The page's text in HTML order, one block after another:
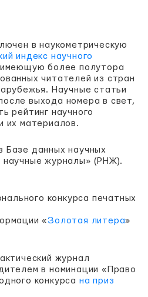
в наукометрическую
индекс научного
более полутора
читателей из стран
Научные статьи
выхода номера в свет,
рейтинг научного
их материалов.
данных научных
научные журналы» (РНЖ).
конкурса печатных
«Золотая литера»
журнал
в номинации «Право
конкурса на приз